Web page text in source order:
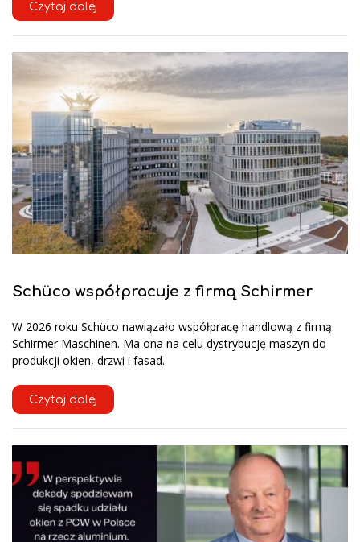
Czytaj dalej
Schüco współpracuje z firmą Schirmer
W 2026 roku Schüco nawiązało współpracę handlową z firmą
Schirmer Maschinen. Ma ona na celu dystrybucję maszyn do
produkcji okien, drzwi i fasad.
Czytaj dalej